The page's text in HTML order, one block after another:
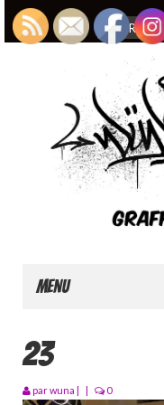
Rechercher
:
Menu
23
parwuna | | 0